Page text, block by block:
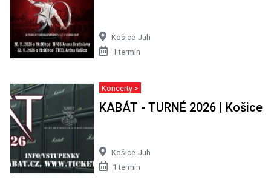
Košice-Juh
1 termín
Koncerty >
KABÁT - TURNÉ 2026 | Košice
Košice-Juh
1 termín